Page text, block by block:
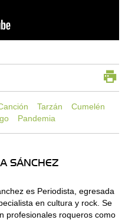
Tarzán
Cumelén
Pandemia
SÁNCHEZ
es Periodista, egresada
en cultura y rock. Se
profesionales roqueros como